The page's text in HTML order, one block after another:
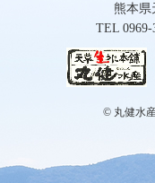
熊本県
TEL
© 丸健水